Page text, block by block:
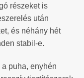
részeket is
után
és néhány hét
stabil-e.
puha, enyhén